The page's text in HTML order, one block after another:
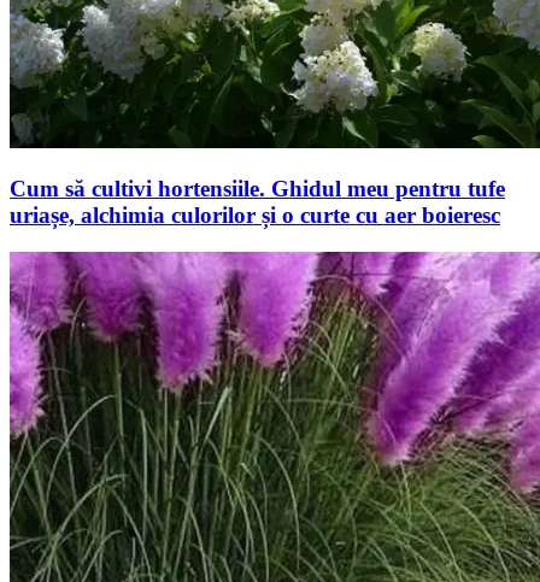
Cum să cultivi hortensiile. Ghidul meu pentru tufe
uriașe, alchimia culorilor și o curte cu aer boieresc